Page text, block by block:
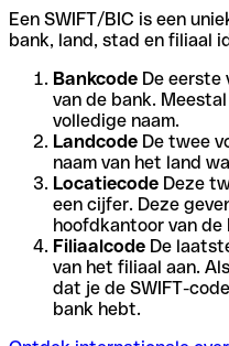
Een SWIFT/BIC is een
bank, land, stad en filiaal
Bankcode De eerste
van de bank.
volledige naam.
Landcode De twee
naam van het land
Locatiecode Deze
een cijfer. Deze
hoofdkantoor van de
Filiaalcode De
van het filiaal aan.
dat je de SWIFT-
bank hebt.